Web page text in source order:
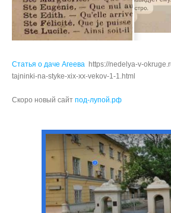
Статья о даче Агеева https://nedelya-v-
tajninki-na-styke-xix-xx-vekov-1-1.html
Скоро новый сайт под-лупой.рф